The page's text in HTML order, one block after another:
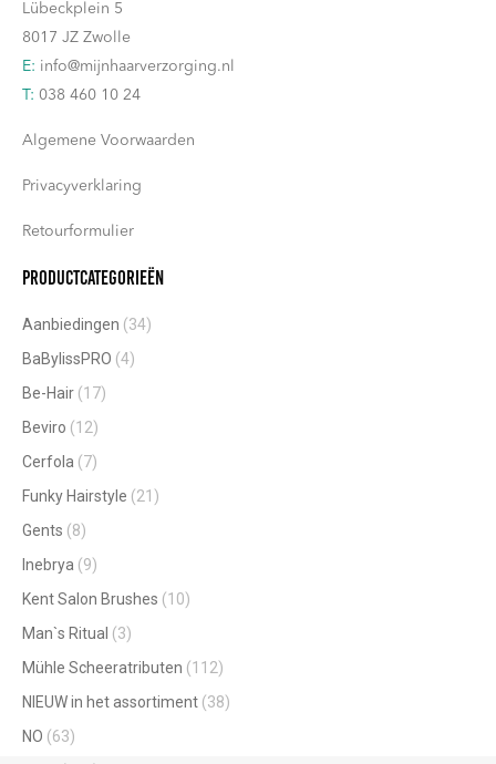
Lübeckplein 5
8017 JZ Zwolle
E: info@mijnhaarverzorging.nl
T: 038 460 10 24
Algemene Voorwaarden
Privacyverklaring
Retourformulier
Productcategorieën
Aanbiedingen (34)
BaBylissPRO (4)
Be-Hair (17)
Beviro (12)
Cerfola (7)
Funky Hairstyle (21)
Gents (8)
Inebrya (9)
Kent Salon Brushes (10)
Man`s Ritual (3)
Mühle Scheeratributen (112)
NIEUW in het assortiment (38)
NO (63)